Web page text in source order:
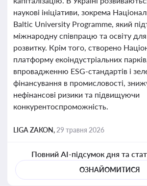
наукові ініціативи, зокрема
Baltic University Programme, який
міжнародну співпрацю та освіту
розвитку. Крім того, створено
платформу екоіндустріальних
впровадженню ESG-стандартів і
фінансування в промисловості,
нефінансові ризики та підвищуючи
конкурентоспроможність.
LIGA ZAKON, 29 травня 2026
Повний AI-підсумок дня та
ОЗНАЙОМИТИСЯ